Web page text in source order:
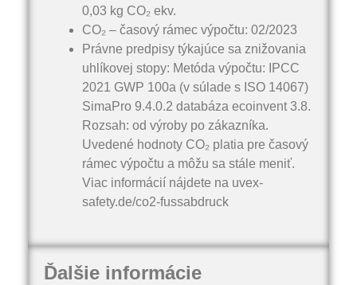
0,03 kg CO₂ ekv.
CO₂ – časový rámec výpočtu: 02/2023
Právne predpisy týkajúce sa znižovania
uhlíkovej stopy: Metóda výpočtu: IPCC
2021 GWP 100a (v súlade s ISO 14067)
SimaPro 9.4.0.2 databáza ecoinvent 3.8.
Rozsah: od výroby po zákazníka.
Uvedené hodnoty CO₂ platia pre časový
rámec výpočtu a môžu sa stále meniť.
Viac informácií nájdete na uvex-
safety.de/co2-fussabdruck
Ďalšie informácie